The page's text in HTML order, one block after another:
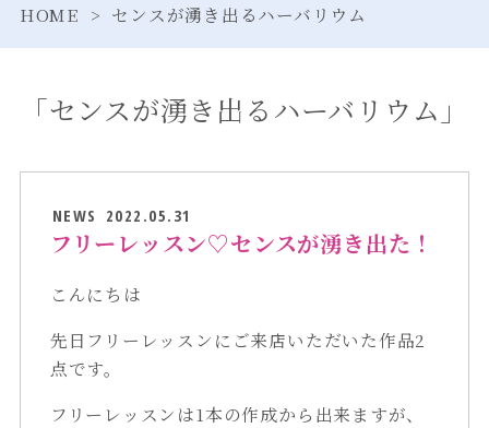
HOME センスが湧き出るハーバリウム
「センスが湧き出るハーバリウム」
NEWS 2022.05.31
フリーレッスン♡センスが湧き出た！
こんにちは
先日フリーレッスンにご来店いただいた作品2
点です。
フリーレッスンは1本の作成から出来ますが、